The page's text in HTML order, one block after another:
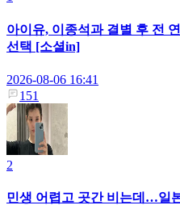
아이유, 이종석과 결별 후 전
선택 [소셜in]
2026-08-06 16:41
151
2
민생 어렵고 곳간 비는데…일